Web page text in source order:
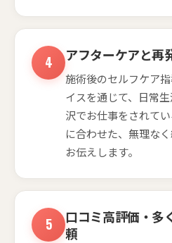
アフターケアと再
施術後のセルフケア
イスを通じて、日常
沢でお仕事をされて
に合わせた、無理な
お伝えします。
口コミ高評価・多
頼